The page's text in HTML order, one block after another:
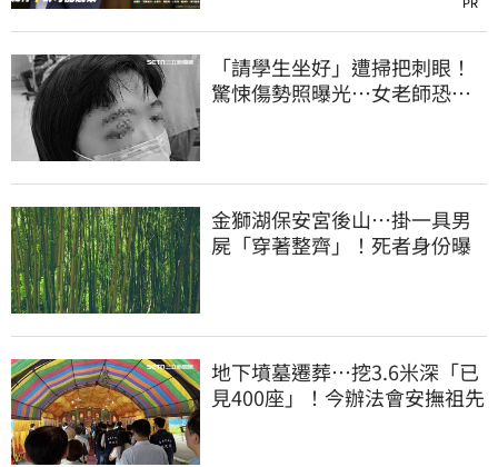
「請學生坐好」遭掃把刺眼！
驚悚傷勢照曝光…女老師恐失
金獅湖保安宮後山…掛一具男
屍「穿著整齊」！死者身份曝
地下墳墓遷葬…挖3.6米深「已
見400座」！今辦法會安撫祖先